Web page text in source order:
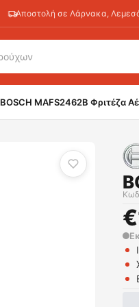
Αποστολή σε Λάρνακα,
BOSCH MAFS2462B Φριτέζα
€